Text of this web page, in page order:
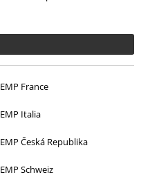
EMP France
EMP Italia
EMP Česká Republika
EMP Schweiz